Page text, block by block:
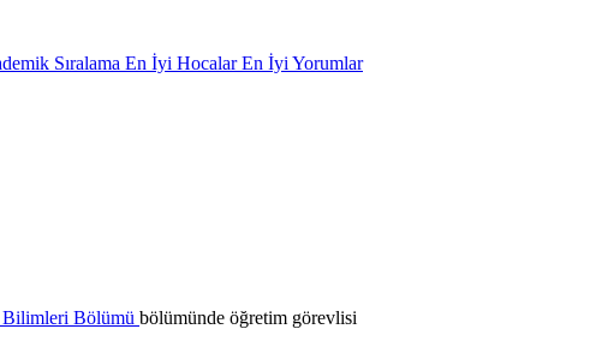
Sıralama En İyi HocalarEn İyi Yorumlar
Bilimleri Bölümü bölümünde öğretim görevlisi